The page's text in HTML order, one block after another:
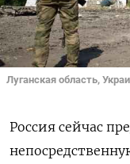
Луганская область,
Россия сейчас